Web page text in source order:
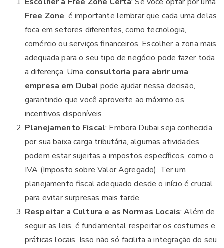
Free Zone, é importante lembrar que cada uma delas
foca em setores diferentes, como tecnologia,
comércio ou serviços financeiros. Escolher a zona mais
adequada para o seu tipo de negócio pode fazer toda
a diferença. Uma consultoria para abrir uma
empresa em Dubai pode ajudar nessa decisão,
garantindo que você aproveite ao máximo os
incentivos disponíveis.
Planejamento Fiscal: Embora Dubai seja conhecida
por sua baixa carga tributária, algumas atividades
podem estar sujeitas a impostos específicos, como o
IVA (Imposto sobre Valor Agregado). Ter um
planejamento fiscal adequado desde o início é crucial
para evitar surpresas mais tarde.
Respeitar a Cultura e as Normas Locais: Além de
seguir as leis, é fundamental respeitar os costumes e
práticas locais. Isso não só facilita a integração do seu